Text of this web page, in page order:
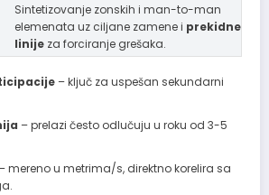
Sintetizovanje zonskih i man-to-man
elemenata uz ciljane zamene i prekidne
linije za forciranje grešaka.
– ključ za uspešan sekundarni
– prelazi često odlučuju u roku od 3-5
mereno u metrima/s, direktno korelira sa